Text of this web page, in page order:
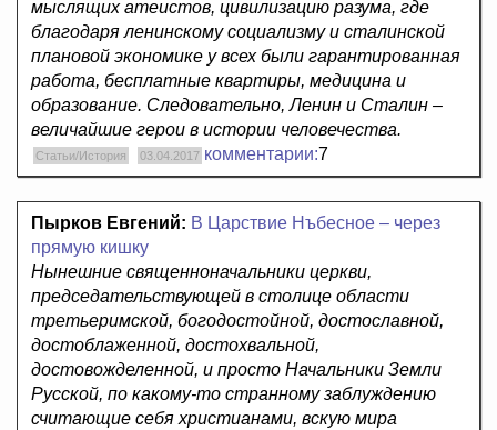
мыслящих атеистов, цивилизацию разума, где
благодаря ленинскому социализму и сталинской
плановой экономике у всех были гарантированная
работа, бесплатные квартиры, медицина и
образование. Следовательно, Ленин и Сталин –
величайшие герои в истории человечества.
Статьи/История 03.04.2017 комментарии:7
Пырков Евгений: В Царствие Нъбесное – через
прямую кишку
Нынешние священноначальники церкви,
председательствующей в столице области
третьеримской, богодостойной, достославной,
достоблаженной, достохвальной,
достовожделенной, и просто Начальники Земли
Русской, по какому-то странному заблуждению
считающие себя христианами, вскую мира